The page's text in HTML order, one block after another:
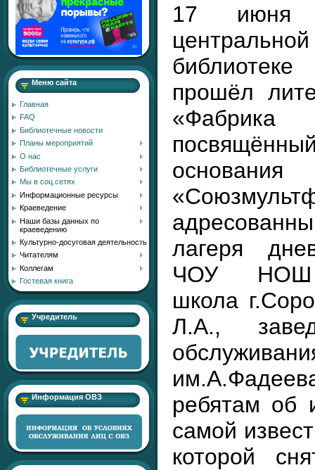
Меню сайта
Главная
FAQ
Библиотечные новости
Планы мероприятий
О нас
Библиотечные услуги
Мы в соц.сетях
Информационные ресурсы
Краеведение
Наши базы данных по
краеведению
Культурно-досуговая деятельность
Читателям
Коллегам
Гостевая книга
Учредитель
Информация ОВЗ
17 июня
прошёл
«Фабрика
лагеря
ЧОУ НОШ
школа
Л.А.,
ребятам об
самой
которой